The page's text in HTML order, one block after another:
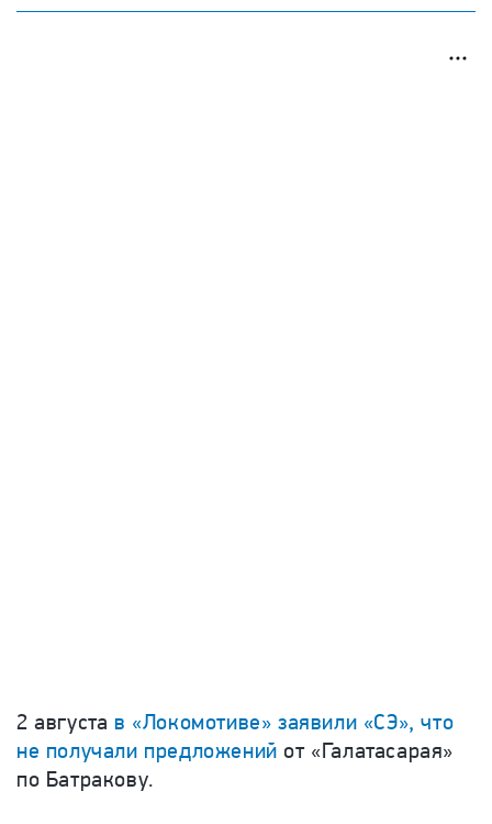
2 августа в «Локомотиве» заявили «СЭ», что
не получали предложений от «Галатасарая»
по Батракову.